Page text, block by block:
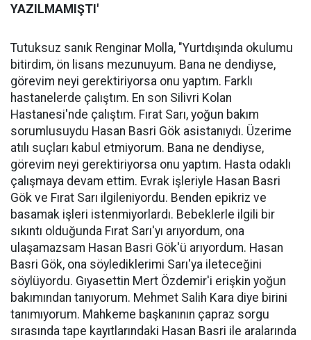
YAZILMAMIŞTI'
Tutuksuz sanık Renginar Molla, "Yurtdışında okulumu
bitirdim, ön lisans mezunuyum. Bana ne dendiyse,
görevim neyi gerektiriyorsa onu yaptım. Farklı
hastanelerde çalıştım. En son Silivri Kolan
Hastanesi'nde çalıştım. Fırat Sarı, yoğun bakım
sorumlusuydu Hasan Basri Gök asistanıydı. Üzerime
atılı suçları kabul etmiyorum. Bana ne dendiyse,
görevim neyi gerektiriyorsa onu yaptım. Hasta odaklı
çalışmaya devam ettim. Evrak işleriyle Hasan Basri
Gök ve Fırat Sarı ilgileniyordu. Benden epikriz ve
basamak işleri istenmiyorlardı. Bebeklerle ilgili bir
sıkıntı olduğunda Fırat Sarı'yı arıyordum, ona
ulaşamazsam Hasan Basri Gök'ü arıyordum. Hasan
Basri Gök, ona söylediklerimi Sarı'ya ileteceğini
söylüyordu. Gıyasettin Mert Özdemir'i erişkin yoğun
bakımından tanıyorum. Mehmet Salih Kara diye birini
tanımıyorum. Mahkeme başkanının çapraz sorgu
sırasında tape kayıtlarındaki Hasan Basri ile aralarında